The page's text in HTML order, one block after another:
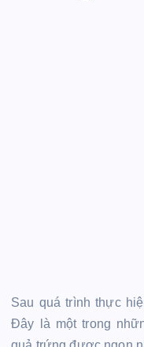
Sau quá trình thực
Đây là một trong